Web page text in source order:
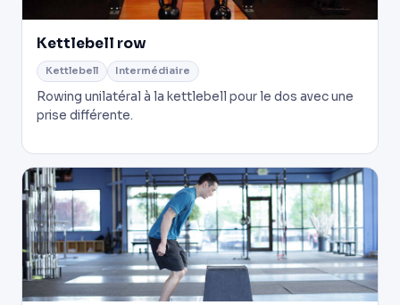
Kettlebell row
Kettlebell Intermédiaire
Rowing unilatéral à la kettlebell pour le dos avec une
prise différente.